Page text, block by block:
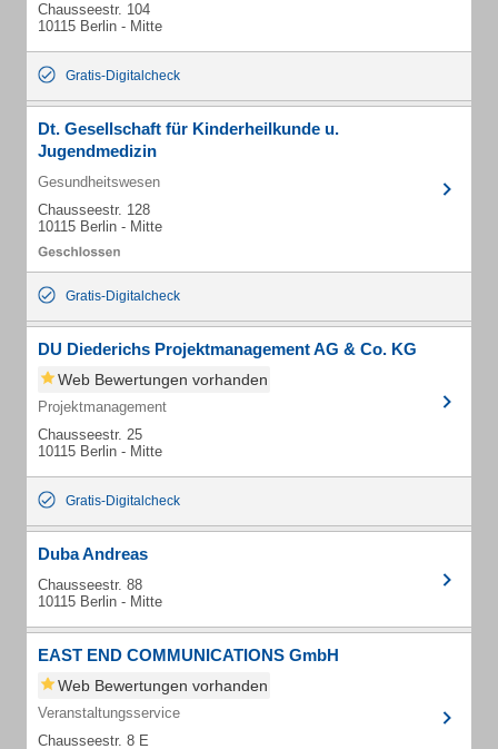
Chausseestr. 104
10115 Berlin - Mitte
Gratis-Digitalcheck
Dt. Gesellschaft für Kinderheilkunde u.
Jugendmedizin
Gesundheitswesen
Chausseestr. 128
10115 Berlin - Mitte
Gratis-Digitalcheck
DU Diederichs Projektmanagement AG & Co. KG
Web Bewertungen vorhanden
Projektmanagement
Chausseestr. 25
10115 Berlin - Mitte
Gratis-Digitalcheck
Duba Andreas
Chausseestr. 88
10115 Berlin - Mitte
EAST END COMMUNICATIONS GmbH
Web Bewertungen vorhanden
Veranstaltungsservice
Chausseestr. 8 E